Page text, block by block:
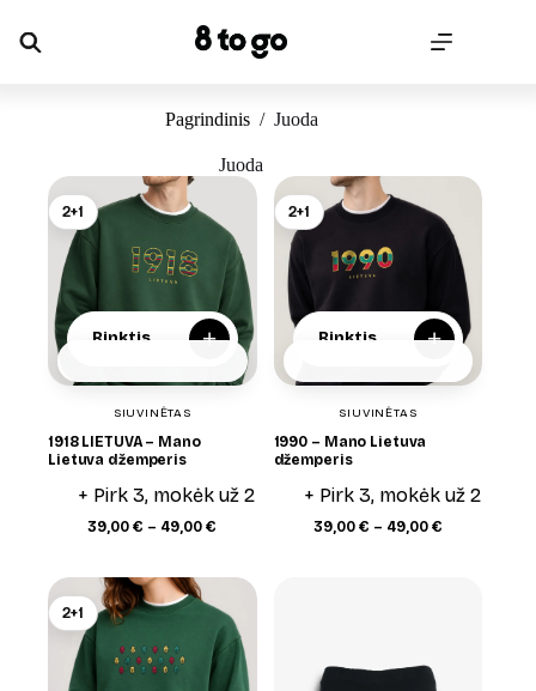
content
Pagrindinis / Juoda
Juoda
2+1
Rinktis +
SIUVINĖTAS
1918 LIETUVA – Mano
Lietuva džemperis
+ Pirk 3, mokėk už 2
39,00€ – 49,00€
through
49,00 €
2+1
Rinktis +
SIUVINĖTAS
1990 – Mano Lietuva
džemperis
+ Pirk 3, mokėk už 2
39,00 € – 49,00 €Price
2+1